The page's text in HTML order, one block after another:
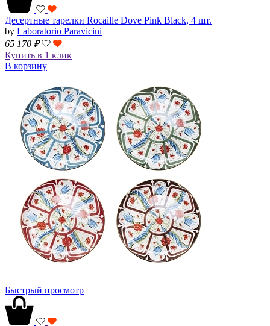
Десертные тарелки Rocaille Dove Pink Black, 4 шт.
by Laboratorio Paravicini
65 170 ₽
Купить в 1 клик
В корзину
Быстрый просмотр